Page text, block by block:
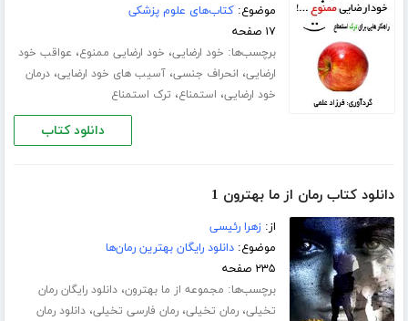
موضوع:کتاب‌های علوم پزشکی
۱۷ صفحه
برچسب‌ها: خود ارضایی، خود ارضایی ممنوع، عواقب خود
ارضایی، انحراف جنسی،آسیب های خود ارضایی،درمان
خود ارضایی، استمناع، ترک استمناع
دانلود کتاب
دانلود کتاب رمان از ما بهترون 1
از:زهرا رئیسی
موضوع:دانلود رایگان بهترین رمان‌ها
۲۳۵ صفحه
برچسب‌ها: مجموعه از ما بهترون،دانلود رایگان رمان
تخیلی،رمان تخیلی،رمان فارسی تخیلی،دانلود رمان